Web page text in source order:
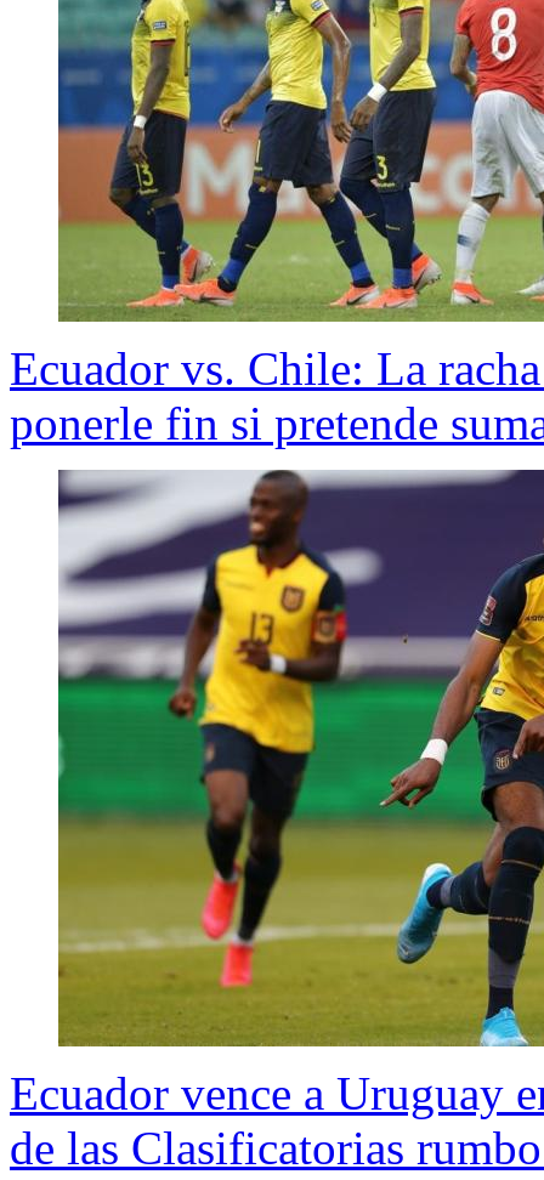
Ecuador vs. Chile: La
ponerle fin si pretende
Ecuador vence a Uruguay
de las Clasificatorias